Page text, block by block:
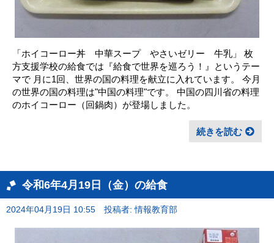
「ホイコーロー丼 中華スープ やさいゼリー 牛乳」 枚
方支援学校の給食では『給食で世界を巡ろう！』というテー
マで 月に1回、世界の国の料理を献立に入れています。 今月
の世界の国の料理は"中国の料理"です。 中国の四川省の料理
のホイコーロー（回鍋肉）が登場しました。
続きを読む
令和6年4月19日（金）の給食
2024年04月19日 10:55 投稿者: 情報教育部